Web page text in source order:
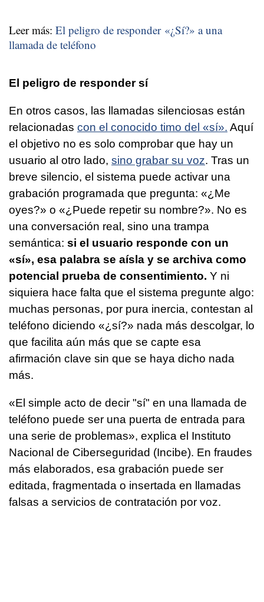
Leer más: El peligro de responder «¿Sí?» a una
llamada de teléfono
El peligro de responder sí
En otros casos, las llamadas silenciosas están
relacionadas con el conocido timo del «sí». Aquí
el objetivo no es solo comprobar que hay un
usuario al otro lado, sino grabar su voz. Tras un
breve silencio, el sistema puede activar una
grabación programada que pregunta: «¿Me
oyes?» o «¿Puede repetir su nombre?». No es
una conversación real, sino una trampa
semántica: si el usuario responde con un
«sí», esa palabra se aísla y se archiva como
potencial prueba de consentimiento. Y ni
siquiera hace falta que el sistema pregunte algo:
muchas personas, por pura inercia, contestan al
teléfono diciendo «¿sí?» nada más descolgar, lo
que facilita aún más que se capte esa
afirmación clave sin que se haya dicho nada
más.
«El simple acto de decir "sí" en una llamada de
teléfono puede ser una puerta de entrada para
una serie de problemas», explica el Instituto
Nacional de Ciberseguridad (Incibe). En fraudes
más elaborados, esa grabación puede ser
editada, fragmentada o insertada en llamadas
falsas a servicios de contratación por voz.